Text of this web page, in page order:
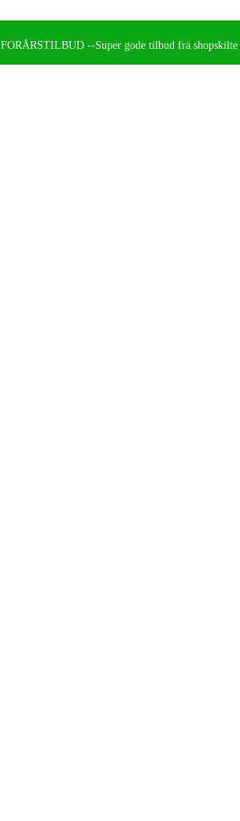
FORÅRSTILBUD --Super gode tilbud fra shopskilte